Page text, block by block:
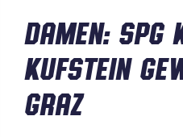
Damen:
Kufstein
Graz